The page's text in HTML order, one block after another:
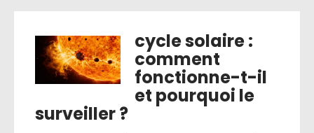
cycle solaire :
comment
fonctionne-t-il
et pourquoi le
surveiller ?